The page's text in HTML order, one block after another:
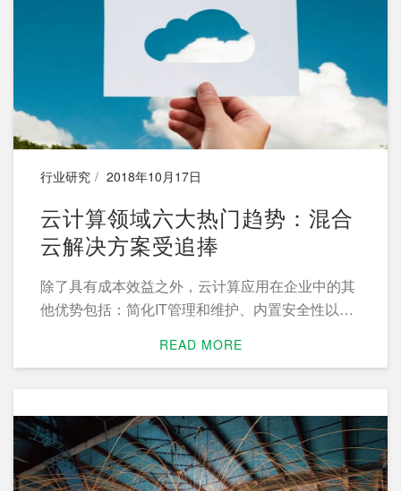
杂度也很高的一部分。
行业研究 2018年10月17日
云计算领域六大热门趋势：混合
云解决方案受追捧
除了具有成本效益之外，云计算应用在企业中的其
他优势包括：简化IT管理和维护、内置安全性以及
用它来实现业务目标。以下是战略性商业应该做好
READ MORE